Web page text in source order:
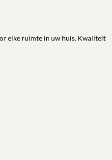
elke ruimte in uw huis. Kwaliteit